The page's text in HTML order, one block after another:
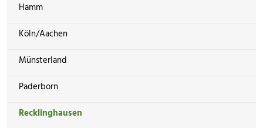
Hamm
Köln/Aachen
Münsterland
Paderborn
Recklinghausen